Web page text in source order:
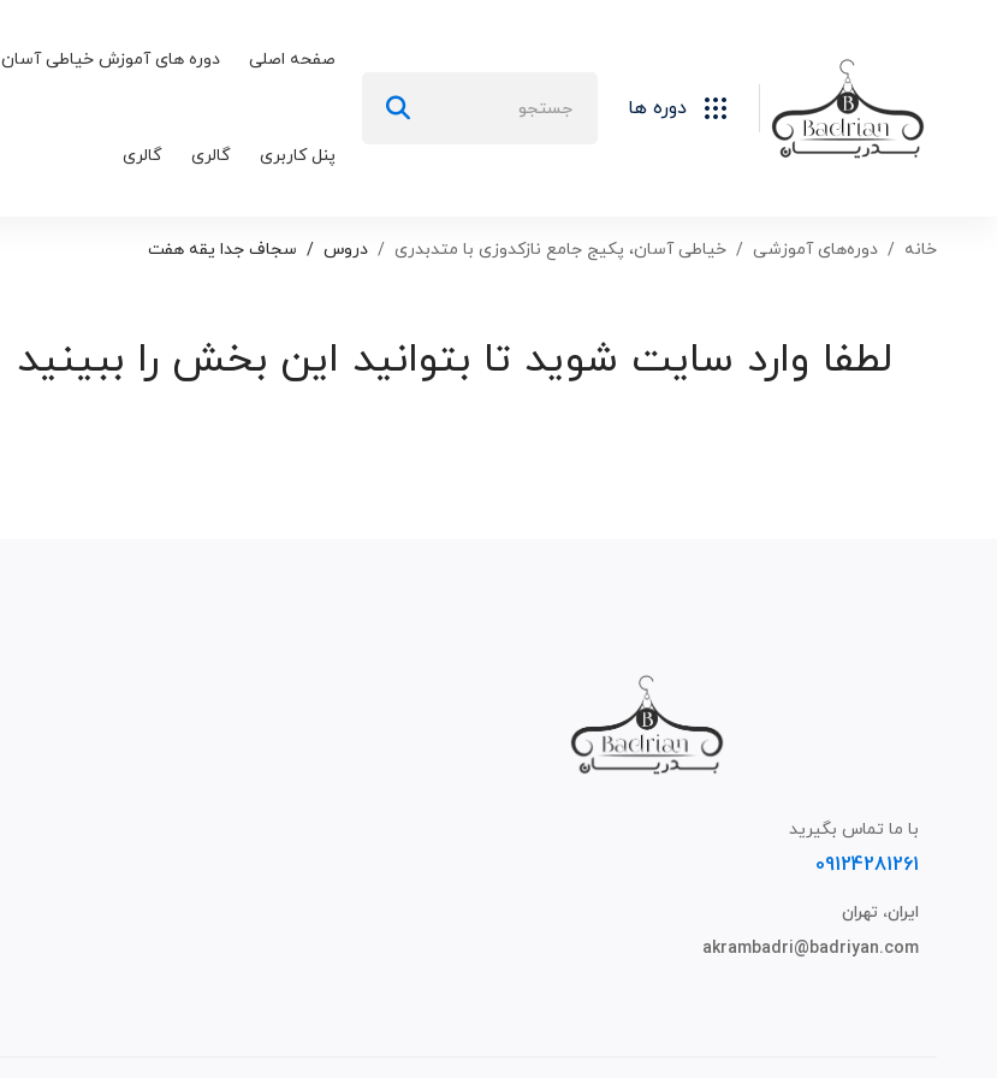
دوره ها
صفحه اصلی دوره های آموزش خیاطی آسان
پنل کاربری گالری گالری
خانه دوره‌های آموزشی خیاطی آسان، پکیج جامع نازکدوزی با متدبدری دروس سجاف جدا یقه هفت
لطفا وارد سایت شوید تا بتوانید این بخش را ببینید
با ما تماس بگیرید
09124281261
ایران، تهران
akrambadri@badriyan.com